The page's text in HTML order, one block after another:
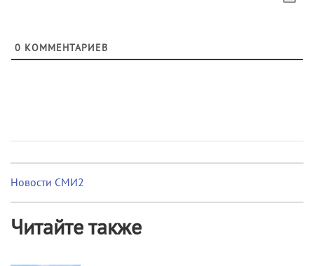
0 КОММЕНТАРИЕВ
Новости СМИ2
Читайте также